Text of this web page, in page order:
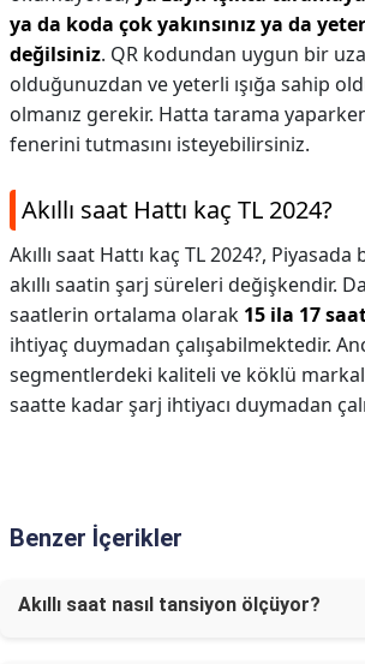
ya da koda çok yakınsınız ya da
değilsiniz. QR kodundan uygun bir
olduğunuzdan ve yeterli ışığa sahip
olmanız gerekir. Hatta tarama
fenerini tutmasını isteyebilirsiniz.
Akıllı saat Hattı kaç TL 2024?
Akıllı saat Hattı kaç TL 2024?, Piyasada
akıllı saatin şarj süreleri değişkendir.
saatlerin ortalama olarak 15 ila 17
ihtiyaç duymadan çalışabilmektedir.
segmentlerdeki kaliteli ve köklü
saatte kadar şarj ihtiyacı duymadan
Benzer İçerikler
Akıllı saat nasıl tansiyon ölçüyor?